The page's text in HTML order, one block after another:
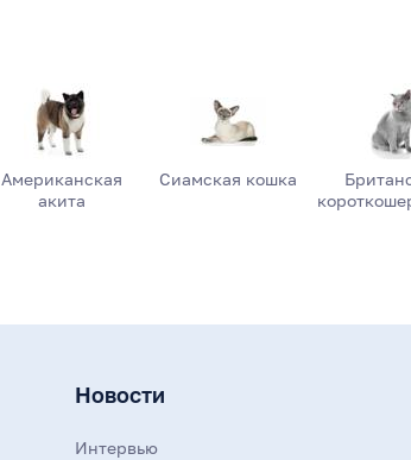
Американская
акита
Сиамская кошка
Новости
Интервью